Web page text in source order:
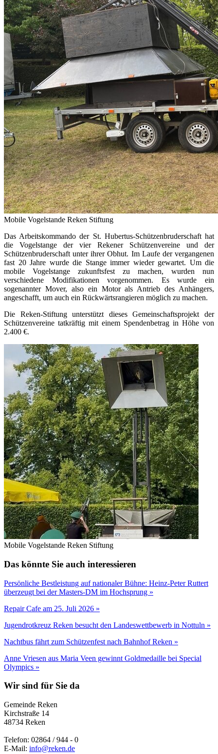
Mobile Vogelstande Reken Stiftung
Das Arbeitskommando der St. Hubertus-Schützenbruderschaft hat
die Vogelstange der vier Rekener Schützenvereine und der
Schützenbruderschaft unter ihrer Obhut. Im Laufe der vergangenen
fast 20 Jahre wurde die Stange immer wieder gewartet. Um die
mobile Vogelstange zukunftsfest zu machen, wurden nun
verschiedene Modifikationen vorgenommen. Es wurde ein
sogenannter Mover, also ein Motor als Antrieb des Anhängers,
angeschafft, um auch ein Rückwärtsrangieren möglich zu machen.
Die Reken-Stiftung unterstützt dieses Gemeinschaftsprojekt der
Schützenvereine tatkräftig mit einem Spendenbetrag in Höhe von
2.400 €.
Mobile Vogelstande Reken Stiftung
Das könnte Sie auch interessieren
Persönliche Bestleistung auf nationaler Bühne: Heinz-Peter Ruttert
überzeugt bei der Masters-DM im Hochsprung »
Repair Cafe am 25. Juli 2026 »
Jugendrotkreuz Reken besucht den Landeswettbewerb in Nottuln »
Nachtbus fährt zum Schützenfest nach Bahnhof Reken »
Anne Vriesen aus Maria Veen gewinnt Goldmedaille bei Special
Olympics »
Wir sind für Sie da
Gemeinde Reken
Kirchstraße 14
48734 Reken
Telefon: 02864 / 944 - 0
E-Mail: info@reken.de